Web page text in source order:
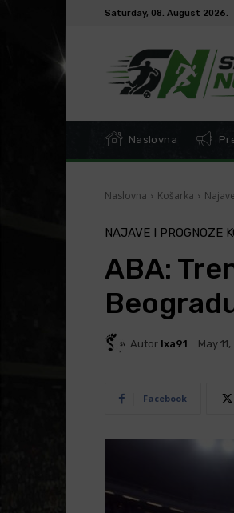
Saturday, 08. August 2026.
Naslovna
Naslovna Košarka
NAJAVE I PROGNOZE
ABA:
Autor Ixa91 May
Facebook